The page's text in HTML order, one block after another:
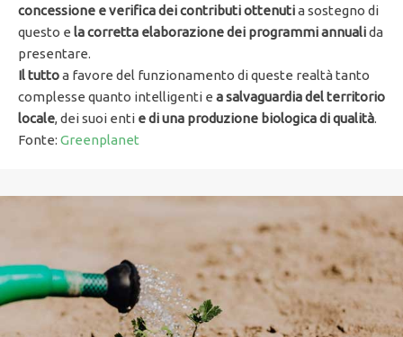
concessione e verifica dei contributi ottenutia sostegno di
questo e la corretta elaborazione dei programmi annualida
presentare.
Il tuttoa favore del funzionamento di queste realtà tanto
complesse quanto intelligenti e a salvaguardia del territorio
locale, dei suoi enti e di una produzione biologica di qualità.
Fonte: Greenplanet